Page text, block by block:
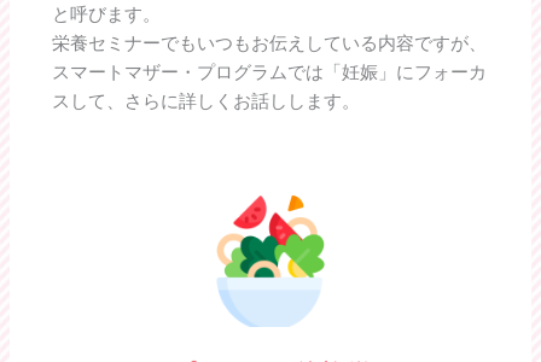
と呼びます。
栄養セミナーでもいつもお伝えしている内容ですが、
スマートマザー・プログラムでは「妊娠」にフォーカ
スして、さらに詳しくお話しします。